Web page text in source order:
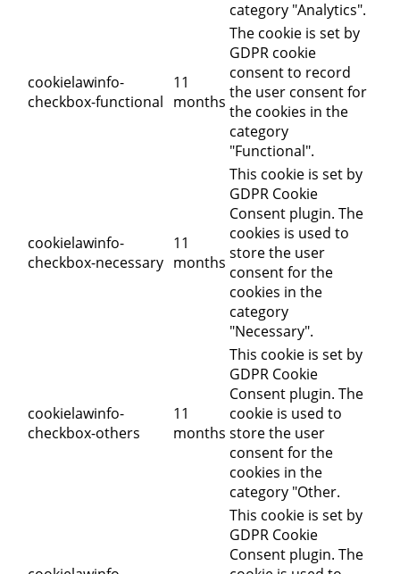
category "Analytics".
cookielawinfo-
checkbox-functional
11
months
The cookie is set by
GDPR cookie
consent to record
the user consent for
the cookies in the
category
"Functional".
cookielawinfo-
checkbox-necessary
11
months
This cookie is set by
GDPR Cookie
Consent plugin. The
cookies is used to
store the user
consent for the
cookies in the
category
"Necessary".
cookielawinfo-
checkbox-others
11
months
This cookie is set by
GDPR Cookie
Consent plugin. The
cookie is used to
store the user
consent for the
cookies in the
category "Other.
This cookie is set by
GDPR Cookie
Consent plugin. The